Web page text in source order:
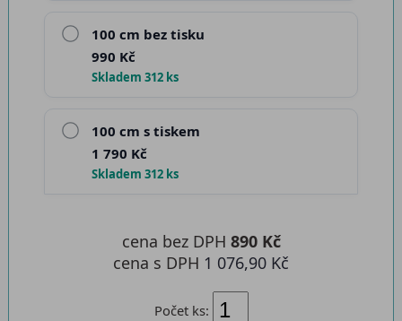
100 cm bez tisku
990 Kč
Skladem 312 ks
100 cm s tiskem
1 790 Kč
Skladem 312 ks
Počet ks:
cena bez DPH 890 Kč
cena s DPH 1 076,90 Kč